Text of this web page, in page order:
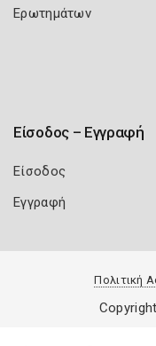
Ερωτημάτων
Είσοδος – Εγγραφή
Είσοδος
Εγγραφή
Πολιτική